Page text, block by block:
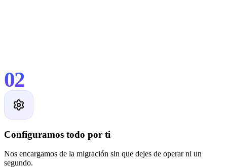
02
Configuramos todo por ti
Nos encargamos de la migración sin que dejes de operar ni un
segundo.